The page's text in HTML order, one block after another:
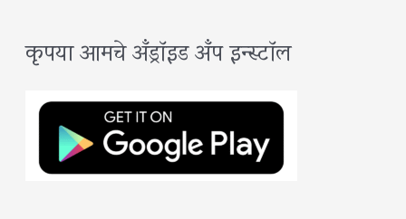
r
कृपया आमचे अँड्रॉइड अँप इन्स्टॉल